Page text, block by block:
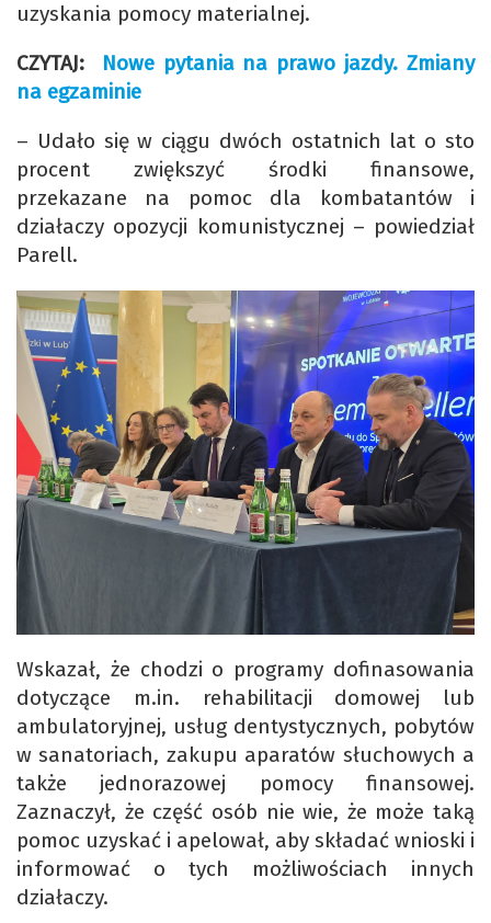
uzyskania pomocy materialnej.
CZYTAJ: Nowe pytania na prawo jazdy. Zmiany
na egzaminie
– Udało się w ciągu dwóch ostatnich lat o sto
procent zwiększyć środki finansowe,
przekazane na pomoc dla kombatantów i
działaczy opozycji komunistycznej – powiedział
Parell.
Wskazał, że chodzi o programy dofinasowania
dotyczące m.in. rehabilitacji domowej lub
ambulatoryjnej, usług dentystycznych, pobytów
w sanatoriach, zakupu aparatów słuchowych a
także jednorazowej pomocy finansowej.
Zaznaczył, że część osób nie wie, że może taką
pomoc uzyskać i apelował, aby składać wnioski i
informować o tych możliwościach innych
działaczy.